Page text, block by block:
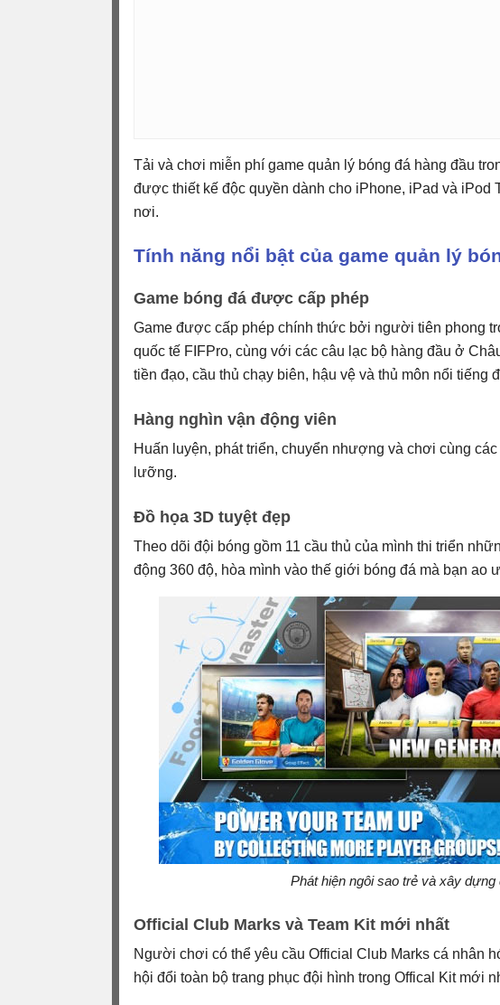
Tải và chơi miễn phí game quản lý bóng đá hàng đầu
được thiết kế độc quyền dành cho iPhone, iPad và iPod
nơi.
Tính năng nổi bật của game quản lý
Game bóng đá được cấp phép
Game được cấp phép chính thức bởi người tiên phong
quốc tế FIFPro, cùng với các câu lạc bộ hàng đầu ở
tiền đạo, cầu thủ chạy biên, hậu vệ và thủ môn nổi tiếng
Hàng nghìn vận động viên
Huấn luyện, phát triển, chuyển nhượng và chơi cùng
lưỡng.
Đồ họa 3D tuyệt đẹp
Theo dõi đội bóng gồm 11 cầu thủ của mình thi triển
động 360 độ, hòa mình vào thế giới bóng đá mà bạn ao
Phát hiện ngôi sao trẻ và xây dựng
Official Club Marks và Team Kit mới nhất
Người chơi có thể yêu cầu Official Club Marks cá nhân
hội đổi toàn bộ trang phục đội hình trong Offical Kit mới